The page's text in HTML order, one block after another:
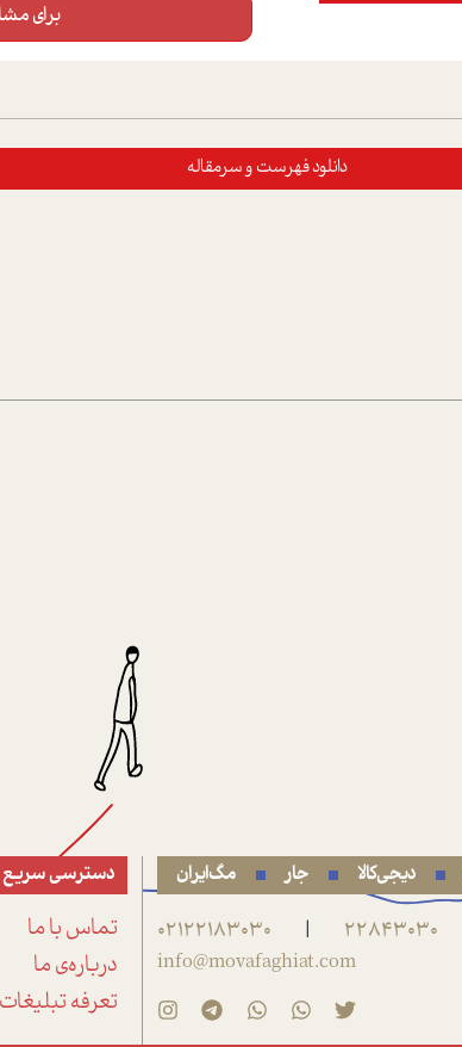
برای
دانلود فهرست و سرمقاله
دیجی‌کالا جار مگ‌ایران
22843030
|
02122183030
info@movafaghiat.com
دسترسی سریع
تماس با ما
درباره‌ی ما
تعرفه تبلیغات